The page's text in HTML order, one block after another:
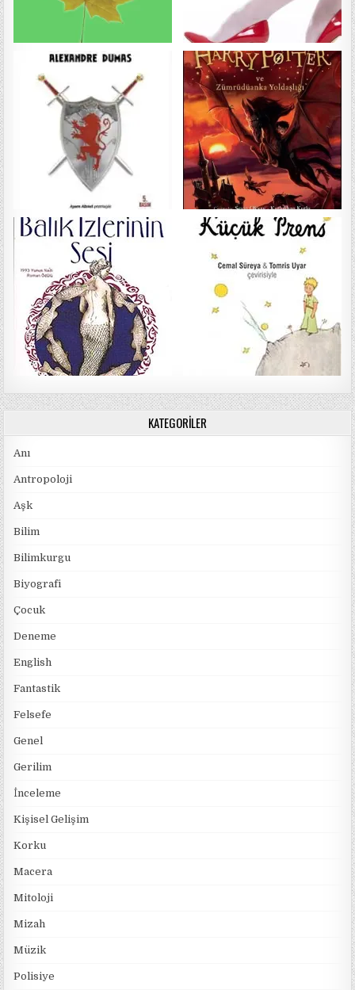
KATEGORILER
Anı
Antropoloji
Aşk
Bilim
Bilimkurgu
Biyografi
Çocuk
Deneme
English
Fantastik
Felsefe
Genel
Gerilim
İnceleme
Kişisel Gelişim
Korku
Macera
Mitoloji
Mizah
Müzik
Polisiye